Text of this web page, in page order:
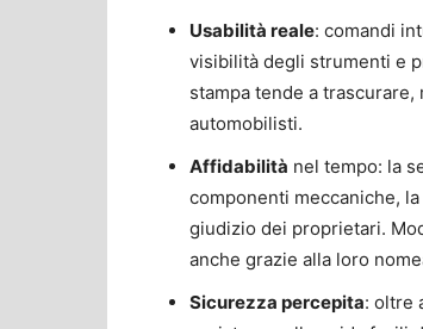
Usabilità reale: comandi
visibilità degli strumenti e
stampa tende a
automobilisti.
Affidabilità nel tempo: la
componenti meccaniche,
giudizio dei proprietari.
anche grazie alla loro
Sicurezza percepita: oltre